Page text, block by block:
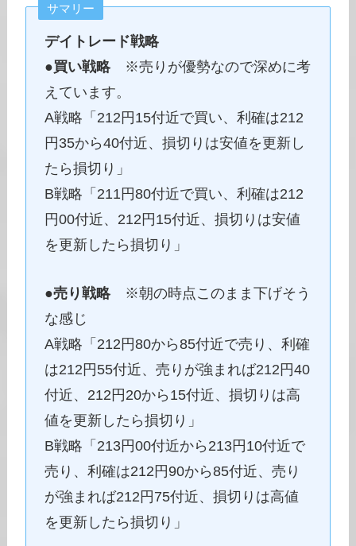
サマリー
デイトレード戦略
●買い戦略※売りが優勢なので深めに考
えています。
A戦略「212円15付近で買い、利確は212
円35から40付近、損切りは安値を更新し
たら損切り」
B戦略「211円80付近で買い、利確は212
円00付近、212円15付近、損切りは安値
を更新したら損切り」
●売り戦略※朝の時点このまま下げそう
な感じ
A戦略「212円80から85付近で売り、利確
は212円55付近、売りが強まれば212円40
付近、212円20から15付近、損切りは高
値を更新したら損切り」
B戦略「213円00付近から213円10付近で
売り、利確は212円90から85付近、売り
が強まれば212円75付近、損切りは高値
を更新したら損切り」